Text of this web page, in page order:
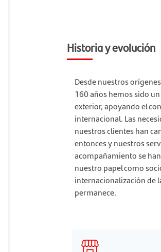
Historia y evolución
Desde nuestros
160 años hemos sido
exterior, apoyando el
internacional. Las
nuestros clientes han
entonces y nuestros
acompañamiento se
nuestro papel como
internacionalización de
permanece.